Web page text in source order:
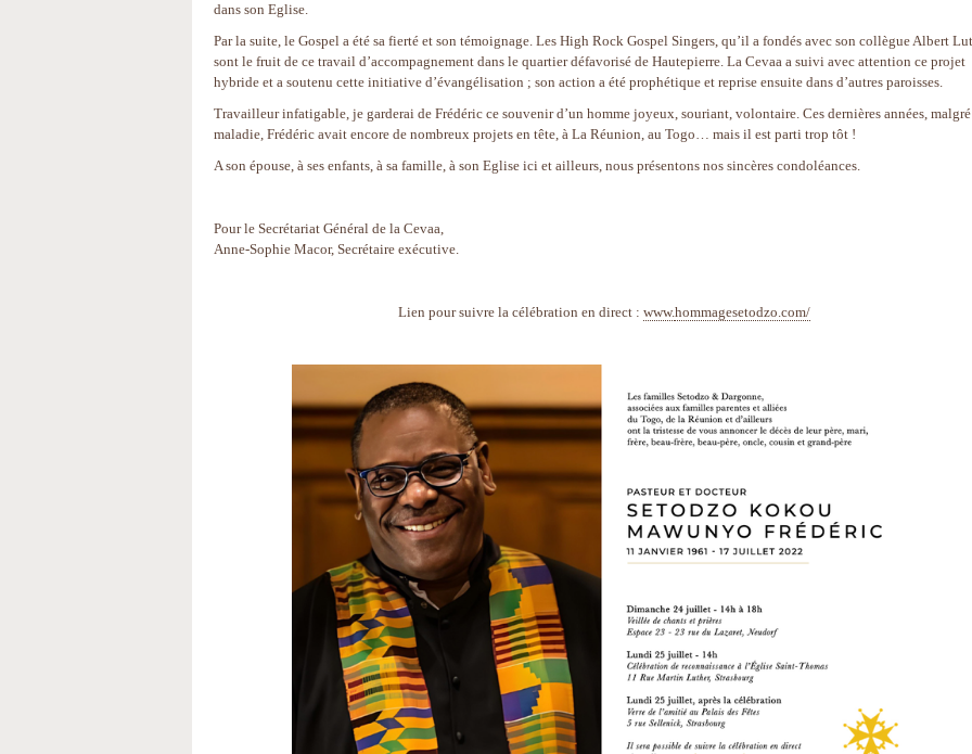
dans son Eglise.
Par la suite, le Gospel a été sa fierté et son témoignage. Les High Rock Gospel Singers, qu’il a fondés avec son collègue Albert
sont le fruit de ce travail d’accompagnement dans le quartier défavorisé de Hautepierre. La Cevaa a suivi avec attention ce projet
hybride et a soutenu cette initiative d’évangélisation ; son action a été prophétique et reprise ensuite dans d’autres paroisses.
Travailleur infatigable, je garderai de Frédéric ce souvenir d’un homme joyeux, souriant, volontaire. Ces dernières années,
maladie, Frédéric avait encore de nombreux projets en tête, à La Réunion, au Togo… mais il est parti trop tôt !
A son épouse, à ses enfants, à sa famille, à son Eglise ici et ailleurs, nous présentons nos sincères condoléances.
Pour le Secrétariat Général de la Cevaa,
Anne-Sophie Macor, Secrétaire exécutive.
Lien pour suivre la célébration en direct : www.hommagesetodzo.com/